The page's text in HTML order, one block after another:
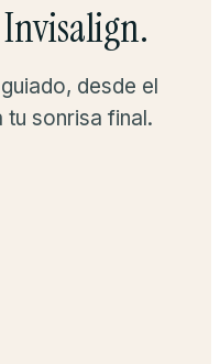
desde el
tu sonrisa final.